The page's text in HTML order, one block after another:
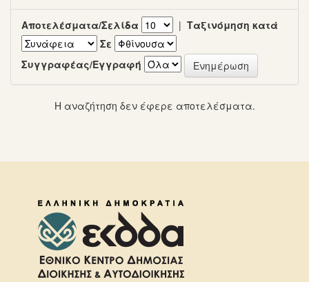
Αποτελέσματα/Σελίδα | Ταξινόμηση κατά
Σε
Συγγραφέας/Εγγραφή
Η αναζήτηση δεν έφερε αποτελέσματα.